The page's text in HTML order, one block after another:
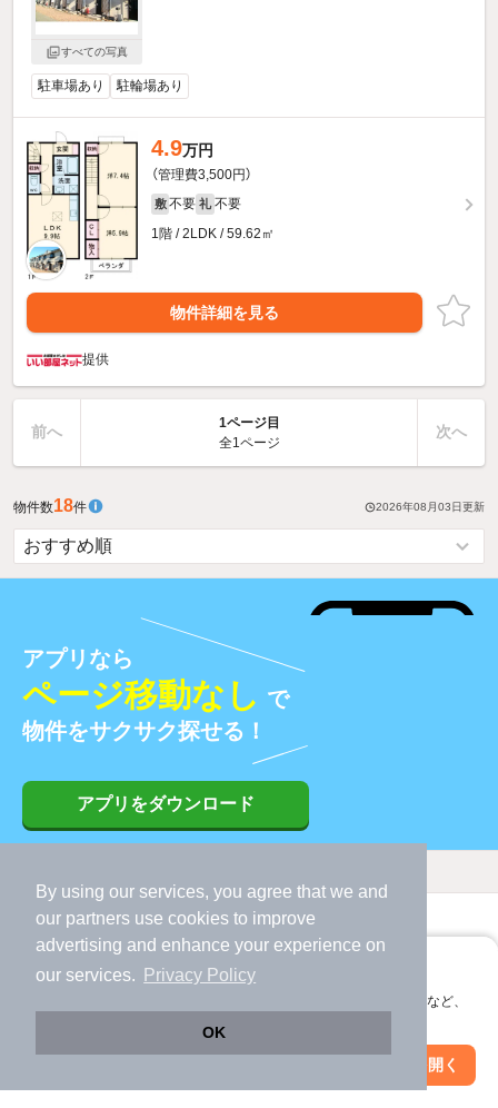
By using our services, you agree that we and
our partners use cookies to improve
advertising and enhance your experience on
our services.
Privacy Policy
OK
アプリに切り替えて、サクサクお部屋探し
会員登録なしですぐ使える。マップ検索やお気に入り保存など、
アプリを開く
すべての写真
駐車場あり 駐輪場あり
4.9万円
（管理費3,500円）
敷 不要 礼 不要
1階 / 2LDK / 59.62㎡
物件詳細を見る
提供
前へ
1ページ目
全1ページ
次へ
物件数18件 2026年08月03日更新
アプリなら
ページ移動なし で
物件をサクサク探せる！
アプリをダウンロード
三重郡朝日町
変更する
2LDK
変更する
地図
絞り込み条件を変更